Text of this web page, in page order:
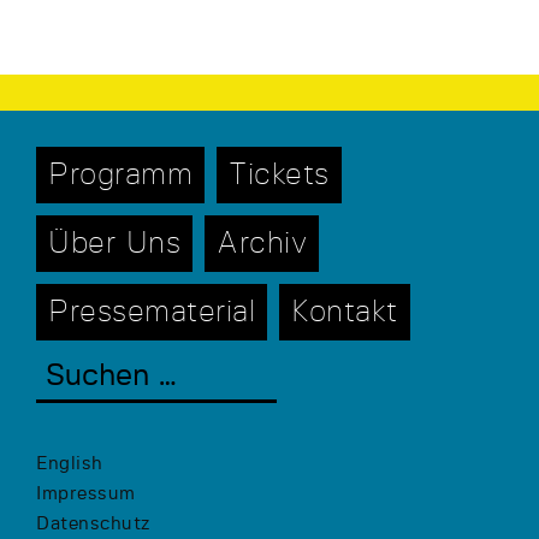
Programm Tickets
Über Uns Archiv
Pressematerial Kontakt
English
Impressum
Datenschutz